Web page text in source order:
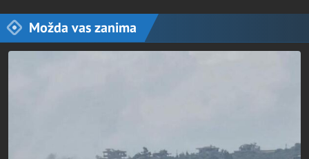
Možda vas zanima